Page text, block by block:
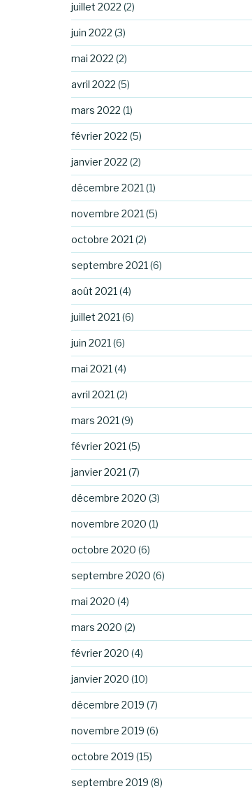
juillet 2022 (2)
juin 2022 (3)
mai 2022 (2)
avril 2022 (5)
mars 2022 (1)
février 2022 (5)
janvier 2022 (2)
décembre 2021 (1)
novembre 2021 (5)
octobre 2021 (2)
septembre 2021 (6)
août 2021 (4)
juillet 2021 (6)
juin 2021 (6)
mai 2021 (4)
avril 2021 (2)
mars 2021 (9)
février 2021 (5)
janvier 2021 (7)
décembre 2020 (3)
novembre 2020 (1)
octobre 2020 (6)
septembre 2020 (6)
mai 2020 (4)
mars 2020 (2)
février 2020 (4)
janvier 2020 (10)
décembre 2019 (7)
novembre 2019 (6)
octobre 2019 (15)
septembre 2019 (8)